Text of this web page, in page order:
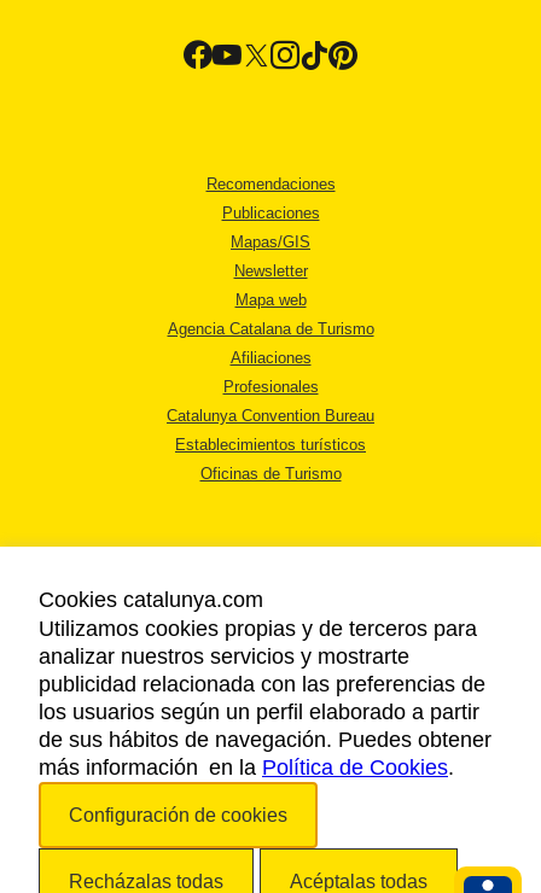
Recomendaciones
Publicaciones
Mapas/GIS
Newsletter
Mapa web
Agencia Catalana de Turismo
Afiliaciones
Profesionales
Catalunya Convention Bureau
Establecimientos turísticos
Oficinas de Turismo
AVISO LEGAL
POLÍTICA DE PRIVACIDAD
COOKIES
ACCESSIBILIDAD
Copyright © 2026. Agencia Catalana de Turismo. Todos los derechos
Cookies catalunya.com
Utilizamos cookies propias y de terceros para
analizar nuestros servicios y mostrarte
publicidad relacionada con las preferencias de
los usuarios según un perfil elaborado a partir
de sus hábitos de navegación. Puedes obtener
más información en la Política de Cookies.
Configuración de cookies
Recházalas todas Acéptalas todas